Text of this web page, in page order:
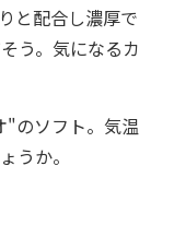
と配合し濃厚で
う。気になるカ
のソフト。気温
うか。